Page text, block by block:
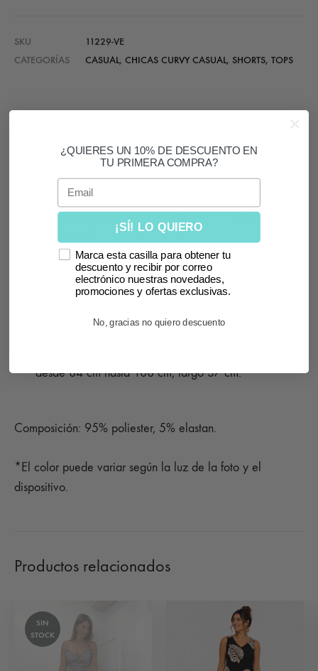
SKU
11229-VE
CATEGORÍAS
CASUAL, CHICAS CURVY CASUAL, SHORTS, TOPS
tirantes regulables y short con goma en la cintura y
bolsillos en ambos laterales.
Talla única. Recomendado para S – M – L. Consultar
Medidas aproximadas:
desde 84 cm hasta 108 cm, largo 37 cm.
Composición: 95% poliester, 5% elastan.
*El color puede variar según la luz de la foto y el
dispositivo.
Productos relacionados
SIN
STOCK
¿QUIERES UN 10% DE DESCUENTO EN
TU PRIMERA COMPRA?
Email
¡SÍ! LO QUIERO
Marca esta casilla para obtener tu
descuento y recibir por correo
electrónico nuestras novedades,
promociones y ofertas exclusivas.
No, gracias no quiero descuento